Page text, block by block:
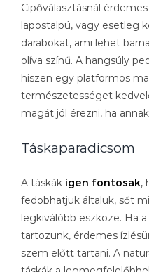
Cipőválasztásnál
lapostalpú, vagy esetleg
darabokat, ami lehet
olíva színű. A hangsúly
hiszen egy platformos
természetességet
magát jól érezni, ha
Táskaparadicsom
A táskák igen fontosak,
fedobhatjuk általuk, sőt
legkiválóbb eszköze. Ha
tartozunk, érdemes
szem előtt tartani. A